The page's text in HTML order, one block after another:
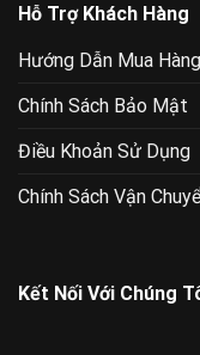
Hỗ Trợ Khách Hàng
Hướng Dẫn Mua Hàng
Chính Sách Bảo Mật
Điều Khoản Sử Dụng
Chính Sách Vận
Kết Nối Với Chúng